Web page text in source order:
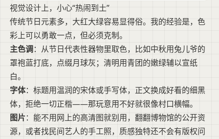
视觉设计上，小心“热闹到土”
传统节日元素多，大红大绿容易显得俗。我的经验是，色
彩上可以勇敢一点，但必须克制。
主色调：从节日代表性器物里取色，比如中秋用兔儿爷的
罩袍蓝打底，点缀月球灰；清明用青团的嫩绿辅以宣纸
白。
字体：标题用温润的宋体或手写体，正文换成好看的细黑
体，拒绝一切正楷——那玩意用不好就很像村口横幅。
图片：能不用网上的高清图就别用，翻翻博物馆的公开资
源，或者找民间艺人的手工照，质感独特还不会有版权问